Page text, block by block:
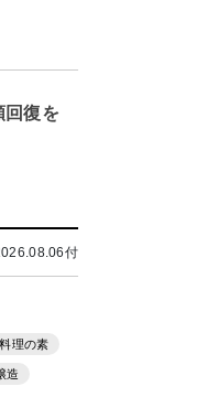
回復を
付
理の素
造